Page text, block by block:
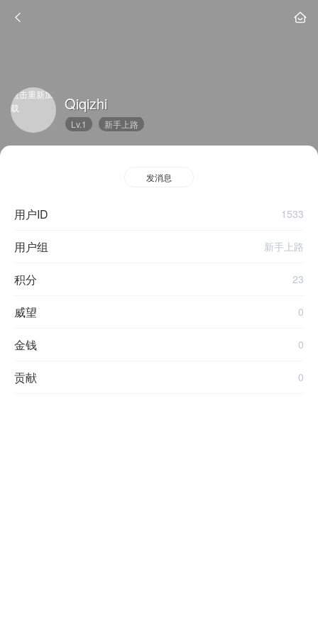
点击重新加
载
Qiqizhi
Lv.1 新手上路
发消息
用户ID 1533
用户组 新手上路
积分 23
威望 0
金钱 0
贡献 0